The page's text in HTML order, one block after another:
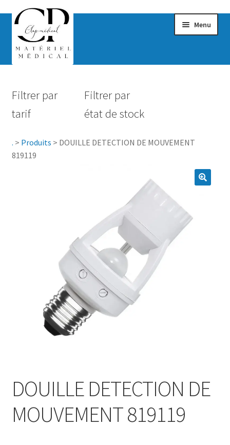
Menu
Hygiène
Vêtements & Chaussures
Filtrer par
tarif
Filtrer par
état de stock
. > Produits > DOUILLE DETECTION DE MOUVEMENT
819119
DOUILLE DETECTION DE
MOUVEMENT 819119